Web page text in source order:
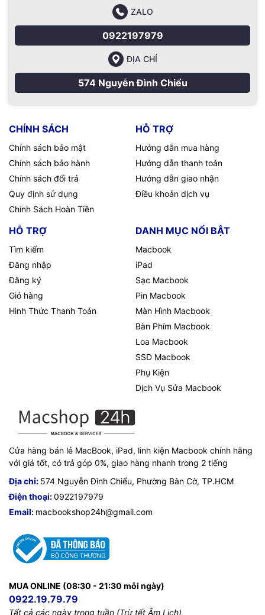
ZALO
0922197979
ĐỊA CHỈ
574 Nguyễn Đình Chiểu
CHÍNH SÁCH
Chính sách bảo mật
Chính sách bảo hành
Chính sách đổi trả
Quy định sử dụng
Chính Sách Hoàn Tiền
HỖ TRỢ
Hướng dẫn mua hàng
Hướng dẫn thanh toán
Hướng dẫn giao nhận
Điều khoản dịch vụ
HỖ TRỢ
Tìm kiếm
Đăng nhập
Đăng ký
Giỏ hàng
Hình Thức Thanh Toán
DANH MỤC NỔI BẬT
Macbook
iPad
Sạc Macbook
Pin Macbook
Màn Hình Macbook
Bàn Phím Macbook
Loa Macbook
SSD Macbook
Phụ Kiện
Dịch Vụ Sửa Macbook
Cửa hàng bán lẻ MacBook, iPad, linh kiện Macbook chính hãng
với giá tốt, có trả góp 0%, giao hàng nhanh trong 2 tiếng
Địa chỉ: 574 Nguyễn Đình Chiểu, Phường Bàn Cờ, TP.HCM
Điện thoại:0922197979
Email: macbookshop24h@gmail.com
MUA ONLINE (08:30 - 21:30 mỗi ngày)
0922.19.79.79
Tất cả các ngày trong tuần (Trừ tết Âm Lịch)